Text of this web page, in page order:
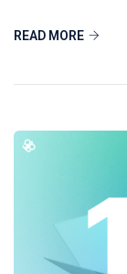
READ MORE